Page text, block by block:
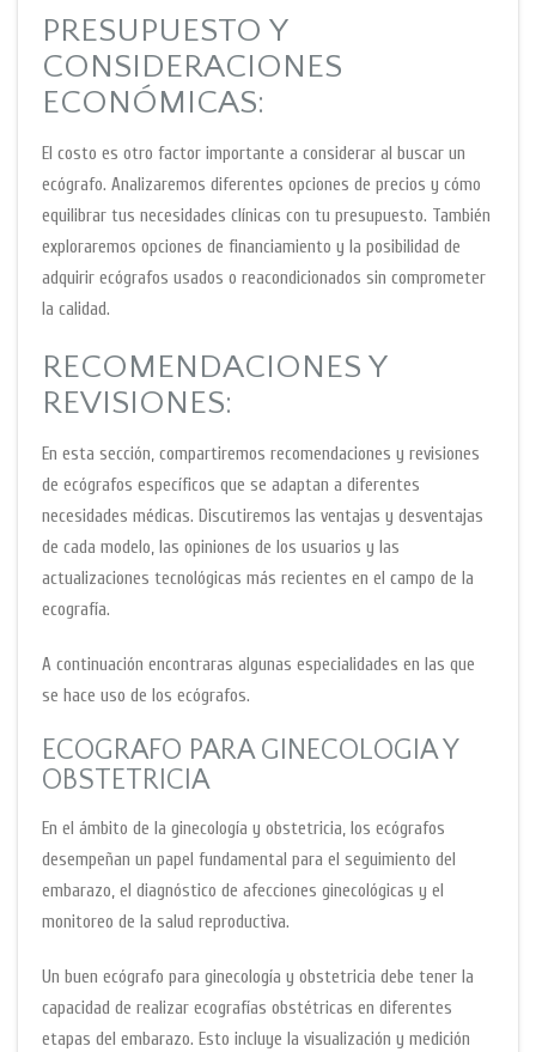
PRESUPUESTO Y
CONSIDERACIONES
ECONÓMICAS:
El costo es otro factor importante a considerar al buscar un
ecógrafo. Analizaremos diferentes opciones de precios y cómo
equilibrar tus necesidades clínicas con tu presupuesto. También
exploraremos opciones de financiamiento y la posibilidad de
adquirir ecógrafos usados o reacondicionados sin comprometer
la calidad.
RECOMENDACIONES Y
REVISIONES:
En esta sección, compartiremos recomendaciones y revisiones
de ecógrafos específicos que se adaptan a diferentes
necesidades médicas. Discutiremos las ventajas y desventajas
de cada modelo, las opiniones de los usuarios y las
actualizaciones tecnológicas más recientes en el campo de la
ecografía.
A continuación encontraras algunas especialidades en las que
se hace uso de los ecógrafos.
ECOGRAFO PARA GINECOLOGIA Y
OBSTETRICIA
En el ámbito de la ginecología y obstetricia, los ecógrafos
desempeñan un papel fundamental para el seguimiento del
embarazo, el diagnóstico de afecciones ginecológicas y el
monitoreo de la salud reproductiva.
Un buen ecógrafo para ginecología y obstetricia debe tener la
capacidad de realizar ecografías obstétricas en diferentes
etapas del embarazo. Esto incluye la visualización y medición